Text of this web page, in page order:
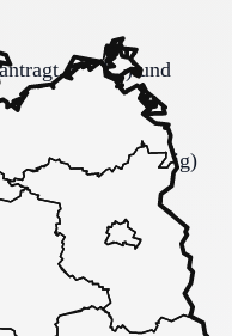
unklar) und
bettlägerig)
(ja, nein, unklar) mit